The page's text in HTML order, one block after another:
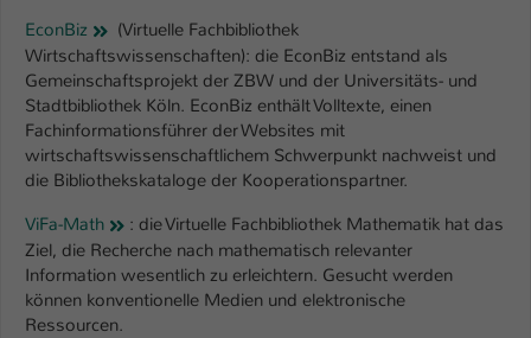
EconBiz
(Virtuelle Fachbibliothek
Wirtschaftswissenschaften): die EconBiz entstand als
Gemeinschaftsprojekt der ZBW und der Universitäts- und
Stadtbibliothek Köln. EconBiz enthält Volltexte, einen
Fachinformationsführer der Websites mit
wirtschaftswissenschaftlichem Schwerpunkt nachweist und
die Bibliothekskataloge der Kooperationspartner.
ViFa-Math
: die Virtuelle Fachbibliothek Mathematik hat das
Ziel, die Recherche nach mathematisch relevanter
Information wesentlich zu erleichtern. Gesucht werden
können konventionelle Medien und elektronische
Ressourcen.
Laufzeit 1 Tag
Zweck
Dieser Cookie teilt der Webseite mit, ob
ein Besucher im Typo3-Backend
angemeldet ist und Rechte besitzt diese
zu verwalten.